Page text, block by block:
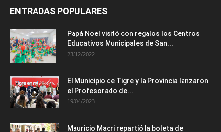
ENTRADAS POPULARES
Papá Noel visitó con regalos los Centros
Educativos Municipales de San...
23/12/2022
El Municipio de Tigre y la Provincia lanzaron
el Profesorado de...
19/04/2023
Mauricio Macri repartió la boleta de